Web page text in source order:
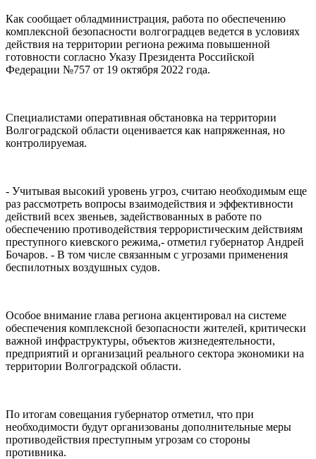
Как сообщает обладминистрация, работа по обеспечению
комплексной безопасности волгоградцев ведется в условиях
действия на территории региона режима повышенной
готовности согласно Указу Президента Российской
Федерации №757 от 19 октября 2022 года.
Специалистами оперативная обстановка на территории
Волгоградской области оценивается как напряженная, но
контролируемая.
- Учитывая высокий уровень угроз, считаю необходимым еще
раз рассмотреть вопросы взаимодействия и эффективности
действий всех звеньев, задействованных в работе по
обеспечению противодействия террористическим действиям
преступного киевского режима,- отметил губернатор Андрей
Бочаров. - В том числе связанным с угрозами применения
беспилотных воздушных судов.
Особое внимание глава региона акцентировал на системе
обеспечения комплексной безопасности жителей, критически
важной инфраструктуры, объектов жизнедеятельности,
предприятий и организаций реального сектора экономики на
территории Волгоградской области.
По итогам совещания губернатор отметил, что при
необходимости будут организованы дополнительные меры
противодействия преступным угрозам со стороны
противника.